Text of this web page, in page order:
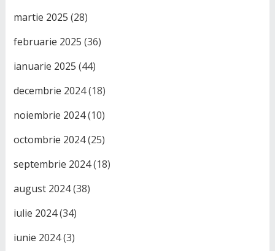
martie 2025 (28)
februarie 2025 (36)
ianuarie 2025 (44)
decembrie 2024(18)
noiembrie 2024(10)
octombrie 2024(25)
septembrie 2024(18)
august 2024(38)
iulie 2024(34)
iunie 2024(3)